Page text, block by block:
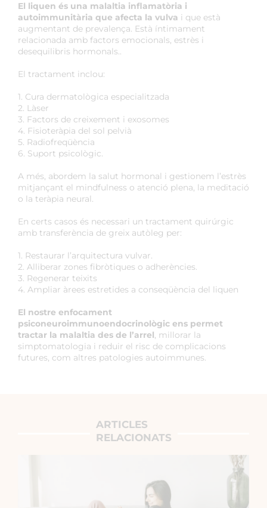
El liquen és una malaltia inflamatòria i
autoimmunitària que afecta la vulva i que està
augmentant de prevalença. Està íntimament
relacionada amb factors emocionals, estrès i
desequilibris hormonals..
El tractament inclou:
1. Cura dermatològica especialitzada
2. Làser
3. Factors de creixement i exosomes
4. Fisioteràpia del sol pelvià
5. Radiofreqüència
6. Suport psicològic.
A més, abordem la salut hormonal i gestionem l’estrès
mitjançant el mindfulness o atenció plena, la meditació
o la teràpia neural.
En certs casos és necessari un tractament quirúrgic
amb transferència de greix autòleg per:
1. Restaurar l’arquitectura vulvar.
2. Alliberar zones fibròtiques o adherències.
3. Regenerar teixits
4. Ampliar àrees estretides a conseqüència del liquen
El nostre enfocament
psiconeuroimmunoendocrinològic ens permet
tractar la malaltia des de l’arrel, millorar la
simptomatologia i reduir el risc de complicacions
futures, com altres patologies autoimmunes.
ARTICLES
RELACIONATS